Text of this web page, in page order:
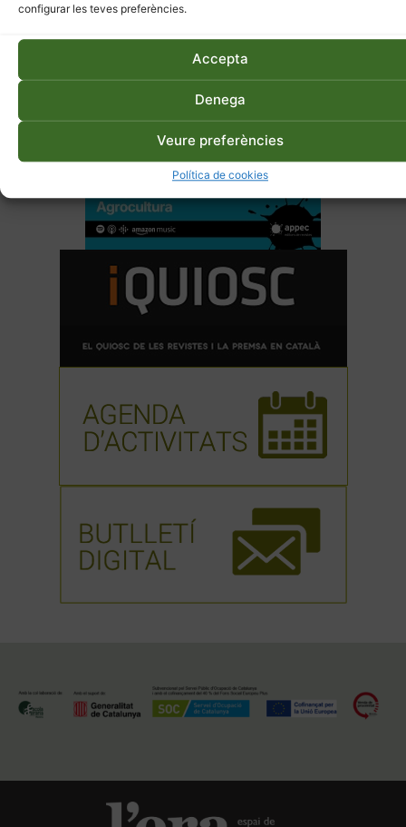
configurar les teves preferències.
Accepta
Denega
Veure preferències
Política de cookies